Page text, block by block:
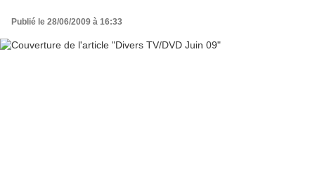
Publié le 28/06/2009 à 16:33